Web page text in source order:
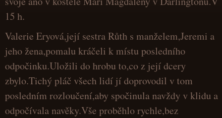
15 h.
Valerie Eryová,její sestra Růth s manželem,Jeremi a
jeho žena,pomalu kráčeli k místu posledního
odpočinku.Uložili do hrobu to,co z její dcery
zbylo.Tichý pláč všech lidí jí doprovodil v tom
posledním rozloučení,aby spočinula navždy v klidu a
odpočívala navěky.Vše proběhlo rychle,bez